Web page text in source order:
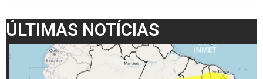
ÚLTIMAS NOTÍCIAS